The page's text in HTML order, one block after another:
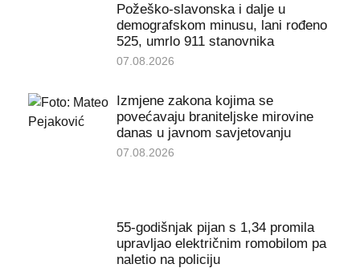
Požeško-slavonska i dalje u
demografskom minusu, lani rođeno
525, umrlo 911 stanovnika
07.08.2026
Izmjene zakona kojima se
povećavaju braniteljske mirovine
danas u javnom savjetovanju
07.08.2026
55-godišnjak pijan s 1,34 promila
upravljao električnim romobilom pa
naletio na policiju